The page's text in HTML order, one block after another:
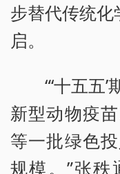
步替代传统化
启。
“‘十五五
新型动物疫
等一批绿色
规模。”张秩